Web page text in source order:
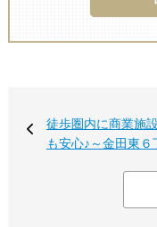
徒歩圏内に商業施
も安心♪～金田東